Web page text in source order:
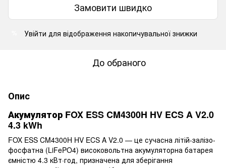
Замовити швидко
Увійти для відображення накопичувальної знижки
До обраного
Опис
Акумулятор FOX ESS CM4300H HV ECS A V2.0
4.3 kWh
FOX ESS CM4300H HV ECS A V2.0 — це сучасна літій-залізо-
фосфатна (LiFePO4) високовольтна акумуляторна батарея
ємністю 4.3 кВт·год, призначена для зберігання